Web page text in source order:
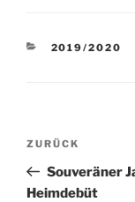
KATEGORIEN
2019/2020
Vorheriger
Beitrag
ZURÜCK
Souveräner
Heimdebüt